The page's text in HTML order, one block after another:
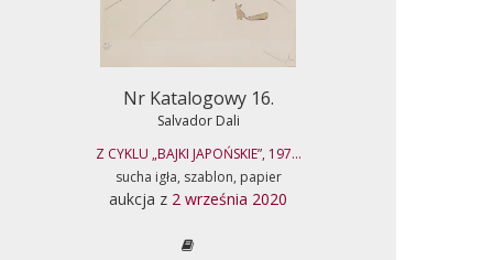
Nr Katalogowy 16.
Salvador Dali
Z CYKLU „BAJKI JAPOŃSKIE”, 197...
sucha igła, szablon, papier
aukcja z 2 września 2020